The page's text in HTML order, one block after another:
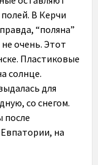
В Керчи
“поляна”
очень. Этот
Пластиковые
солнце.
для
со снегом.
после
на